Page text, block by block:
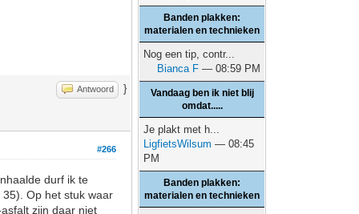
Antwoord }
#266
durf ik te
Op het stuk waar
zijn daar niet
Banden plakken:
materialen en technieken
Nog een tip, contr...
Bianca F — 08:59 PM
Vandaag ben ik niet blij
omdat.....
Je plakt met h...
LigfietsWilsum — 08:45
PM
Banden plakken:
materialen en technieken